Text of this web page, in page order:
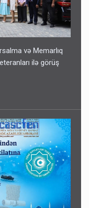
və Memarlıq
ilə görüş